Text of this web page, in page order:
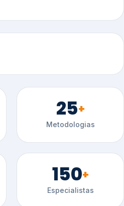
25+
Metodologias
150+
Especialistas